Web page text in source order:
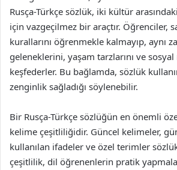
Rusça-Türkçe sözlük, iki kültür
için vazgeçilmez bir araçtır. Öğrenciler,
kurallarını öğrenmekle kalmayıp, aynı
geleneklerini, yaşam tarzlarını ve sosyal
keşfederler. Bu bağlamda, sözlük
zenginlik sağladığı söylenebilir.
Bir Rusça-Türkçe sözlüğün en önemli
kelime çeşitliliğidir. Güncel kelimeler,
kullanılan ifadeler ve özel terimler
çeşitlilik, dil öğrenenlerin pratik